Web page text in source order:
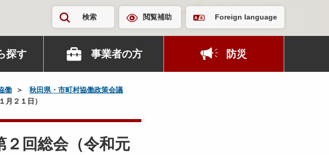
検索 閲覧補助 Foreign language
探す 事業者の方 防災
働
秋田県・市町村協働政策会議
月２１日）
２回総会（令和元